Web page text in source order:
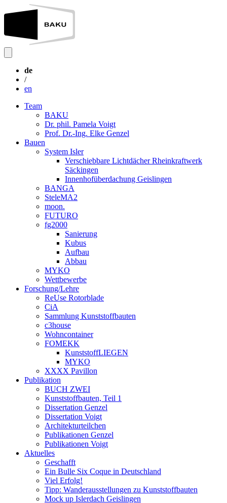
de
/
en
Team
BAKU
Dr. phil. Pamela Voigt
Prof. Dr.-Ing. Elke Genzel
Bauen
System Isler
Verschiebbare Lichtdächer Rheinkraftwerk
Säckingen
Innenhofüberdachung Geislingen
BANGA
SteleMA2
moon.
FUTURO
fg2000
Sanierung
Kubus
Aufbau
Abbau
MYKO
Wettbewerbe
Forschung/Lehre
ReUse Rotorblade
CiA
Sammlung Kunststoffbauten
c3house
Wohncontainer
FOMEKK
KunststoffLIEGEN
MYKO
XXXX Pavillon
Publikation
BUCH ZWEI
Kunststoffbauten, Teil 1
Dissertation Genzel
Dissertation Voigt
Architekturteilchen
Publikationen Genzel
Publikationen Voigt
Aktuelles
Geschafft
Ein Bulle Six Coque in Deutschland
Viel Erfolg!
Tipp: Wanderausstellungen zu Kunststoffbauten
Mock up Islerdach Geislingen